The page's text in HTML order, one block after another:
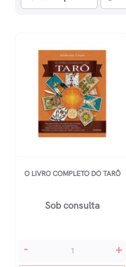
O LIVRO COMPLETO DO TARÔ
Sob consulta
O- +